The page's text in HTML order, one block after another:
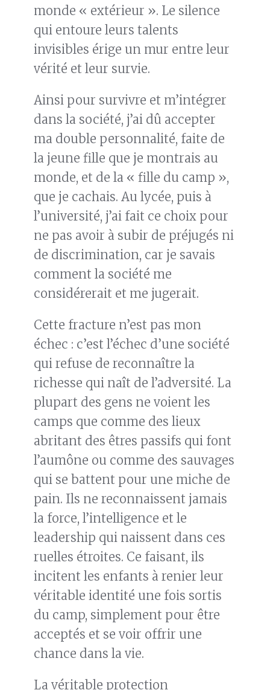
monde « extérieur ». Le silence
qui entoure leurs talents
invisibles érige un mur entre leur
vérité et leur survie.
Ainsi pour survivre et m’intégrer
dans la société, j’ai dû accepter
ma double personnalité, faite de
la jeune fille que je montrais au
monde, et de la « fille du camp »,
que je cachais. Au lycée, puis à
l’université, j’ai fait ce choix pour
ne pas avoir à subir de préjugés ni
de discrimination, car je savais
comment la société me
considérerait et me jugerait.
Cette fracture n’est pas mon
échec : c’est l’échec d’une société
qui refuse de reconnaître la
richesse qui naît de l’adversité. La
plupart des gens ne voient les
camps que comme des lieux
abritant des êtres passifs qui font
l’aumône ou comme des sauvages
qui se battent pour une miche de
pain. Ils ne reconnaissent jamais
la force, l’intelligence et le
leadership qui naissent dans ces
ruelles étroites. Ce faisant, ils
incitent les enfants à renier leur
véritable identité une fois sortis
du camp, simplement pour être
acceptés et se voir offrir une
chance dans la vie.
La véritable protection